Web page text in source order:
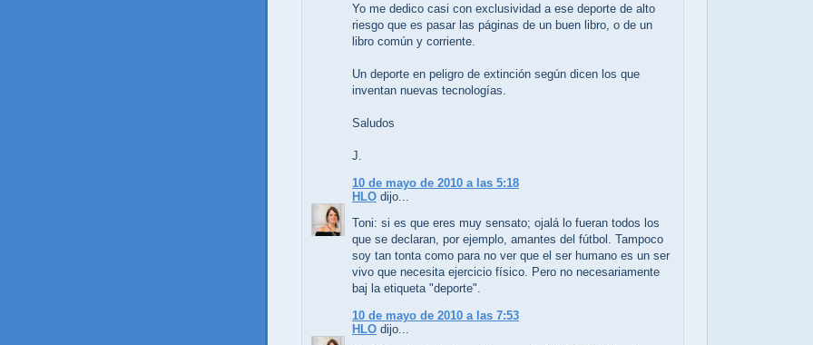
Yo me dedico casi con exclusividad a ese deporte de alto
riesgo que es pasar las páginas de un buen libro, o de un
libro común y corriente.
Un deporte en peligro de extinción según dicen los que
inventan nuevas tecnologías.
Saludos
J.
10 de mayo de 2010 a las 5:18
HLO dijo...
Toni: si es que eres muy sensato; ojalá lo fueran todos los
que se declaran, por ejemplo, amantes del fútbol. Tampoco
soy tan tonta como para no ver que el ser humano es un ser
vivo que necesita ejercicio físico. Pero no necesariamente
baj la etiqueta "deporte".
10 de mayo de 2010 a las 7:53
HLO dijo...